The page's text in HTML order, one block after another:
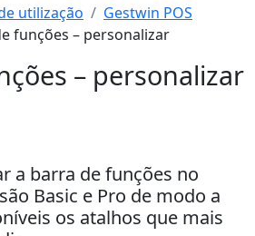
utilização
Gestwin POS
funções – personalizar
– personalizar
a barra de funções no
Basic e Pro de modo a
os atalhos que mais